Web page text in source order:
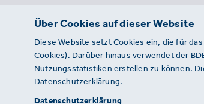
© 2026 · BDE
Über Cookies auf dieser Website
Diese Website setzt Cookies ein, die für
Cookies). Darüber hinaus verwendet der
Nutzungsstatistiken erstellen zu können.
Datenschutzerklärung.
Datenschutzerklärung